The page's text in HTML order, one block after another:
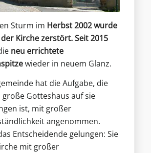
Sturm im Herbst 2002 wurde
Kirche zerstört. Seit 2015
neu errichtete
wieder in neuem Glanz.
hat die Aufgabe, die
Gotteshaus auf sie
ist, mit großer
angenommen.
Entscheidende gelungen: Sie
mit großer